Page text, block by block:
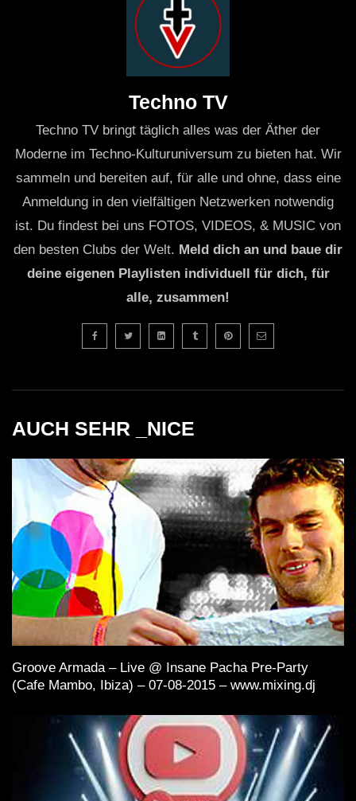
Techno TV
Techno TV bringt täglich alles was der Äther der
Moderne im Techno-Kulturuniversum zu bieten hat. Wir
sammeln und bereiten auf, für alle und ohne, dass eine
Anmeldung in den vielfältigen Netzwerken notwendig
ist. Du findest bei uns FOTOS, VIDEOS, & MUSIC von
den besten Clubs der Welt. Meld dich an und baue dir
deine eigenen Playlisten individuell für dich, für
alle, zusammen!
AUCH SEHR _NICE
Groove Armada – Live @ Insane Pacha Pre-Party
(Cafe Mambo, Ibiza) – 07-08-2015 – www.mixing.dj